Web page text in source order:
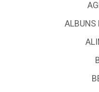
ALBUNS